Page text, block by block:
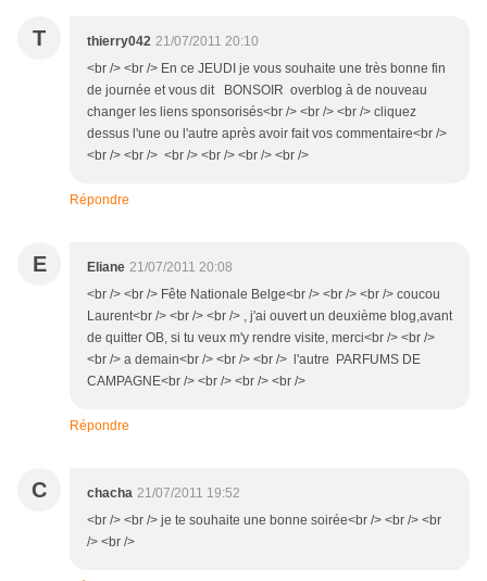
T thierry042 21/07/2011 20:10
<br /> <br /> En ce JEUDI je vous souhaite une très bonne fin
de journée et vous dit BONSOIR overblog à de nouveau
changer les liens sponsorisés<br /> <br /> <br /> cliquez
dessus l'une ou l'autre après avoir fait vos commentaire<br />
<br /> <br /> <br /> <br /> <br /> <br />
Répondre
E Eliane 21/07/2011 20:08
<br /> <br /> Fête Nationale Belge<br /> <br /> <br /> coucou
Laurent<br /> <br /> <br /> , j'ai ouvert un deuxième blog,avant
de quitter OB, si tu veux m'y rendre visite, merci<br /> <br />
<br /> a demain<br /> <br /> <br /> l'autre PARFUMS DE
CAMPAGNE<br /> <br /> <br /> <br />
Répondre
C chacha 21/07/2011 19:52
<br /> <br /> je te souhaite une bonne soirée<br /> <br /> <br
/> <br />